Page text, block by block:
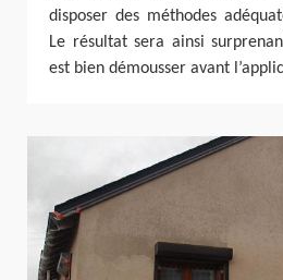
disposer des méthodes
Le résultat sera ainsi
est bien démousser avant